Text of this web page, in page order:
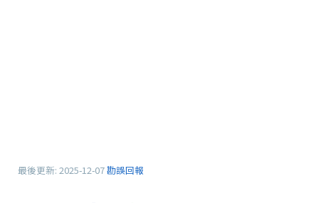
最後更新: 2025-12-07勘誤回報